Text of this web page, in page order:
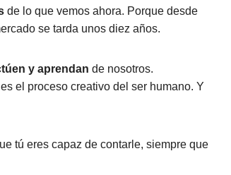
de lo que vemos ahora. Porque desde
se tarda unos diez años.
y aprendan de nosotros.
el proceso creativo del ser humano. Y
tú eres capaz de contarle, siempre que